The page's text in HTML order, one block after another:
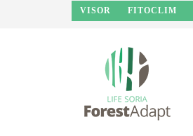
Pasar al contenido principal
VISOR FITOCLIM